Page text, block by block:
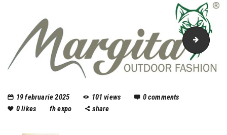
19 februarie 2025 101 views 0comments
0likes fh expo share